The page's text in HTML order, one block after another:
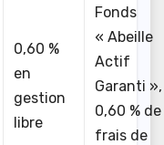
0,60 %
en
gestion
libre
Fonds
« Abeille
Actif
Garanti »,
0,60 % de
frais de